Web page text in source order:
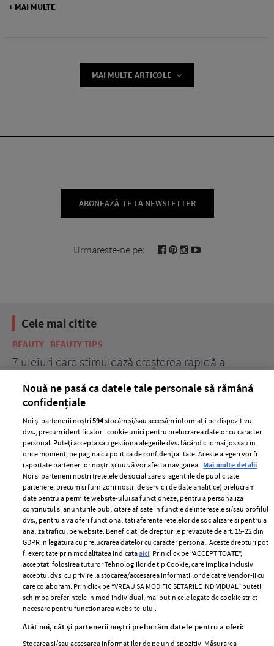
+ MAI MULTE
MAI MULTE ARTICOLE
ABONEAZĂ-TE LA NEWSLETTER
Urmareste-ne pe:
Cele mai citite
BEAUTY BEAUTY TIPS
7 uleiuri care stimulează creșterea rapidă a
ELLE Style Awards
2024
Despre ELLE
Romania
Contact
Abonamente
Termeni si conditii
Politica de
confidențialitate
Politica de cookies
Publicitate
GSP
femei
Nouă ne pasă ca datele tale personale să rămână
confidențiale
Noi și partenerii noștri594stocăm și/sau accesăm informații pe dispozitivul
dvs., precum identificatorii cookie unici pentru prelucrarea datelor cu caracter
personal. Puteți accepta sau gestiona alegerile dvs. făcând clic mai jos sau în
orice moment, pe pagina cu politica de confidențialitate. Aceste alegeri vor fi
raportate partenerilor noștri și nu vă vor afecta navigarea. Mai multe detalii
Noi si partenerii nostri (retelele de socializare si agentiile de publicitate
partenere, precum si furnizorii nostri de servicii de date analitice) prelucram
date pentru a permite website-ului sa functioneze, pentru a personaliza
continutul si anunturile publicitare afisate in functie de interesele si/sau profilul
dvs., pentru a va oferi functionalitati aferente retelelor de socializare si pentru a
analiza traficul pe website. Beneficiati de drepturile prevazute de art. 15-22 din
GDPR in legatura cu prelucrarea datelor cu caracter personal. Aceste drepturi pot
fi exercitate prin modalitatea indicataaici. Prin click pe “ACCEPT TOATE”,
acceptati folosirea tuturor Tehnologiilor de tip Cookie, care implica inclusiv
acceptul dvs. cu privire la stocarea/accesarea informatiilor de catre Vendor-ii cu
care colaboram. Prin click pe “VREAU SA MODIFIC SETARILE INDIVIDUAL” puteti
schimba preferintele in mod individual, mai putin cele legate de cookie strict
necesare pentru functionarea website-ului.
Atât noi, cât și partenerii noștri prelucrăm datele pentru a oferi:
Stocarea și/sau accesarea informațiilor de pe un dispozitiv. Măsurarea